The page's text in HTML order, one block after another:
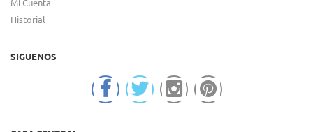
Historial
SIGUENOS